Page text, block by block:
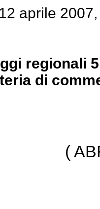
aprile
regionali
di
(